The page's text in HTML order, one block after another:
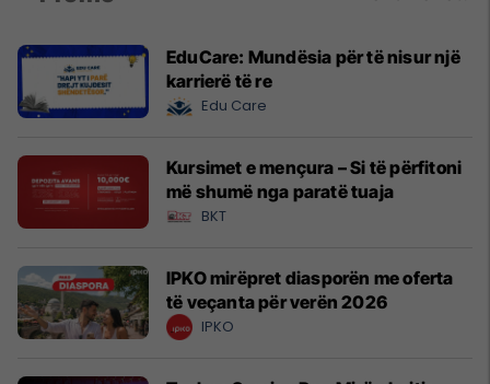
EduCare: Mundësia për të nisur një
karrierë të re
Edu Care
Kursimet e mençura – Si të përfitoni
më shumë nga paratë tuaja
BKT
IPKO mirëpret diasporën me oferta
të veçanta për verën 2026
IPKO